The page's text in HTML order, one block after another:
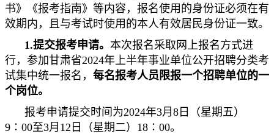
书》《报考指南》等内容，报名使用的身份证必须在有
效期内，且与考试时使用的本人有效居民身份证一致。
1.提交报考申请。 本次报名采取网上报名方式进
行，参加甘肃省2024年上半年事业单位公开招聘分类考
试集中统一报名， 每名报考人员限报一个招聘单位的一
个岗位。
报考申请提交时间为2024年3月8日（星期五）
9∶00至3月12日（星期二）18∶00。